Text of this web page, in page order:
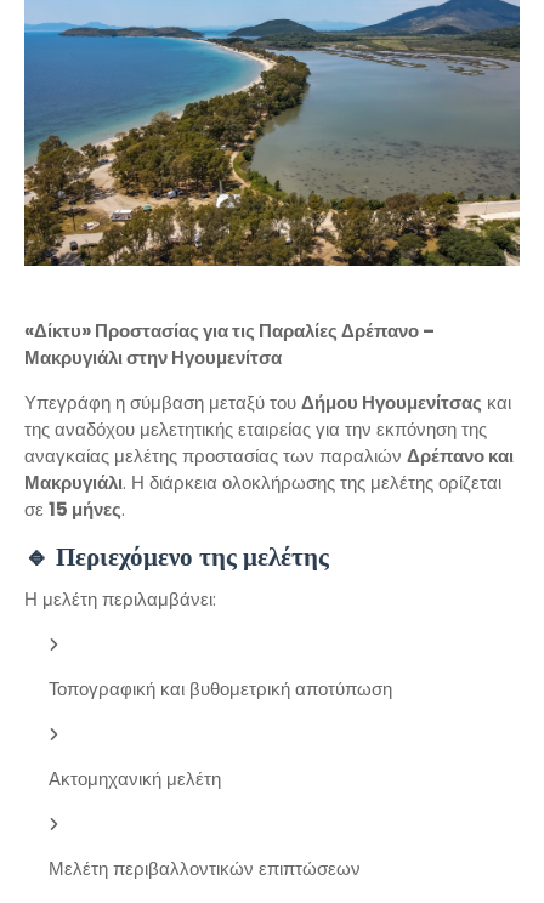
«Δίκτυ» Προστασίας για τις Παραλίες Δρέπανο –
Μακρυγιάλι στην Ηγουμενίτσα
Υπεγράφη η σύμβαση μεταξύ τουΔήμου Ηγουμενίτσας και
της αναδόχου μελετητικής εταιρείας για την εκπόνηση της
αναγκαίας μελέτης προστασίας των παραλιών Δρέπανο και
Μακρυγιάλι. Η διάρκεια ολοκλήρωσης της μελέτης ορίζεται
σε15 μήνες.
🔹 Περιεχόμενο της μελέτης
Η μελέτη περιλαμβάνει:
Τοπογραφική και βυθομετρική αποτύπωση
Ακτομηχανική μελέτη
Μελέτη περιβαλλοντικών επιπτώσεων